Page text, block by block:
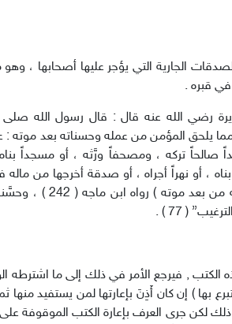
الجارية التي يؤجر عليها أصحابها ،
في قبره .
رضي الله عنه قال : قال رسول الله صلى
يلحق المؤمن من عمله وحسناته بعد موته :
صالحاً تركه ، ومصحفاً ورَّثه ، أو مسجداً بناه
، أو نهراً أجراه ، أو صدقة أخرجها من
وحياته يلحقه من بعد موته ) رواه
( 77 ) .
الكتب , فيرجع الأمر في ذلك إلى ما اشترطه
بها ) إن كان أَذِنَ بإعارتها لمن يستفيد منها
لكن جرى العرف بإعارة الكتب الموقوفة